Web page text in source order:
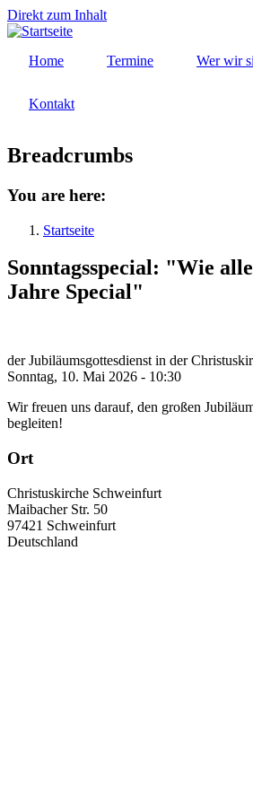
Direkt zum Inhalt
Home Termine Wer wir
Kontakt
Breadcrumbs
You are here:
Startseite
Sonntagsspecial: "Wie
Jahre Special"
der Jubiläumsgottesdienst in der
Sonntag, 10. Mai 2026 - 10:30
Wir freuen uns darauf, den großen
begleiten!
Ort
Christuskirche Schweinfurt
Maibacher Str. 50
97421 Schweinfurt
Deutschland